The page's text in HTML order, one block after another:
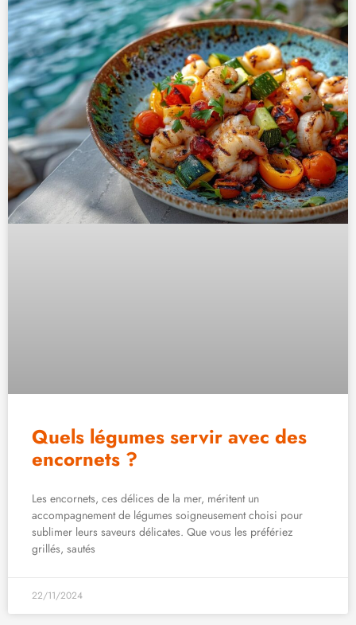
Quels légumes servir avec des
encornets ?
Les encornets, ces délices de la mer, méritent un
accompagnement de légumes soigneusement choisi pour
sublimer leurs saveurs délicates. Que vous les préfériez
grillés, sautés
22/11/2024